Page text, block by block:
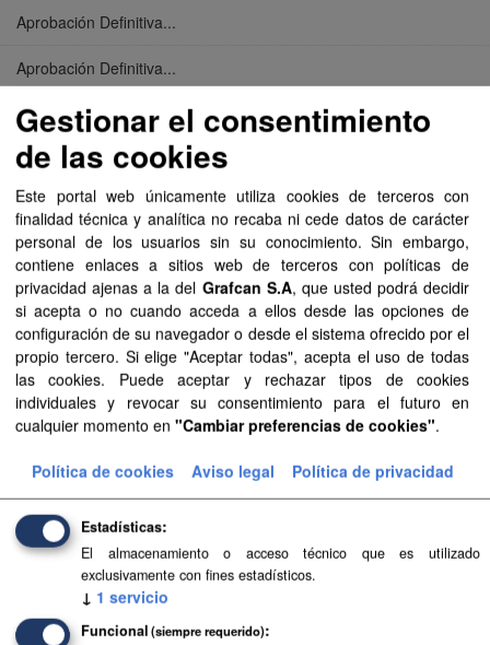
Aprobación Definitiva...
Aprobación Definitiva...
Aprobación Definitiva...
Aprobación Definitiva...
Aprobación Definitiva...
Aprobación Definitiva...
Aprobación Definitiva...
Aprobación Definitiva...
Aprobación Definitiva...
Aprobación Definitiva...
Aprobación Definitiva...
Aprobación Definitiva...
Aprobación Definitiva...
Aprobación Definitiva...
Gestionar el consentimiento
de las cookies
Este portal web únicamente utiliza cookies de terceros con
finalidad técnica y analítica no recaba ni cede datos de carácter
personal de los usuarios sin su conocimiento. Sin embargo,
contiene enlaces a sitios web de terceros con políticas de
privacidad ajenas a la del Grafcan S.A, que usted podrá decidir
si acepta o no cuando acceda a ellos desde las opciones de
configuración de su navegador o desde el sistema ofrecido por el
propio tercero. Si elige "Aceptar todas", acepta el uso de todas
las cookies. Puede aceptar y rechazar tipos de cookies
individuales y revocar su consentimiento para el futuro en
cualquier momento en "Cambiar preferencias de cookies".
Política de cookies Aviso legal Política de privacidad
Estadísticas
El almacenamiento o acceso técnico que es utilizado
exclusivamente con fines estadísticos.
↓ 1 servicio
Funcional (siempre requerido)